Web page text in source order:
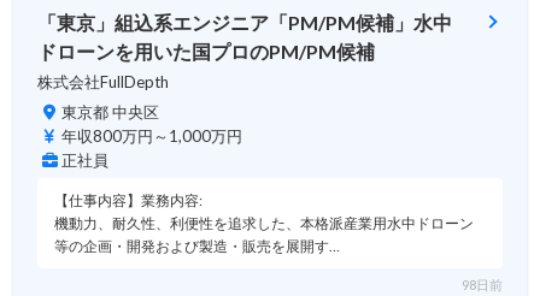
「東京」組込系エンジニア「PM/PM候補」水中
ドローンを用いた国プロのPM/PM候補
株式会社FullDepth
東京都 中央区
年収800万円～1,000万円
正社員
【仕事内容】業務内容:
機動力、耐久性、利便性を追求した、本格派産業用水中ドローン
等の企画・開発および製造・販売を展開す…
98日前